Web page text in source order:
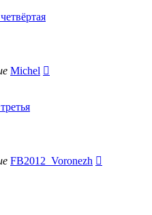
Michel
FB2012_Voronezh